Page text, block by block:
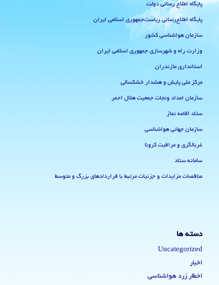
پایگاه اطلاع رسانی دولت
پایگاه اطلاع‌رسانی ریاست‌جمهوری اسلامی ایران
سازمان هواشناسی کشور
وزارت راه و شهرسازی جمهوری اسلامی ایران
استانداری مازندران
مرکز ملی پایش و هشدار خشکسالی
سازمان امداد ونجات جمعیت هلال احمر
ستاد اقامه نماز
سازمان جهانی هواشناسی
غربالگری و مراقبت کرونا
سامانه ستاد
مناقصات مزایدات و جزئیات مرتبط با قراردادهای بزرگ و متوسط
دسته ها
Uncategorized
اخبار
اخطار زرد هواشناسی